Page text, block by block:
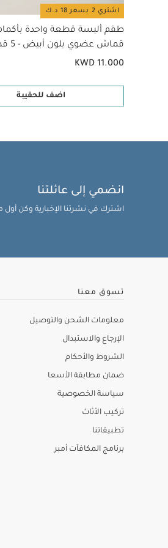
اشتري 2 بسعر 18 د.ك
طقم ألبسة قطعة واحدة
قماش عضوي بلون أبيض - 5 قطع
KWD 11.000
اضف للحقيبة
انضمي إلى عائلتنا
اشترك في نشرتنا الإخبارية وكن
تسوق معنا
معلومات الشحن والتوصيل
الإرجاع والاستبدال
الشروط والأحكام
ضمان مطابقة الأسعا
سياسة الخصوصية
تركيب الأثاث
تطبيقاتنا
برنامج المكافآت أمبر